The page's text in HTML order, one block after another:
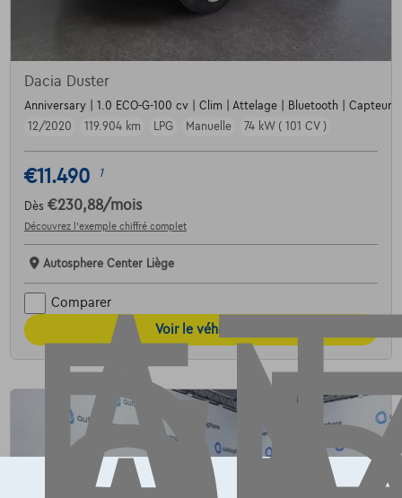
Dacia Duster
Anniversary | 1.0 ECO-G-100 cv | Clim | Attelage | Bluetooth | Capteurs
12/2020
119.904 km LPG Manuelle 74 kW ( 101 CV )
€11.490 1
Dès €230,88/mois
Découvrez l’exemple chiffré complet
Autosphere Center Liège
Comparer
Voir le véhicule